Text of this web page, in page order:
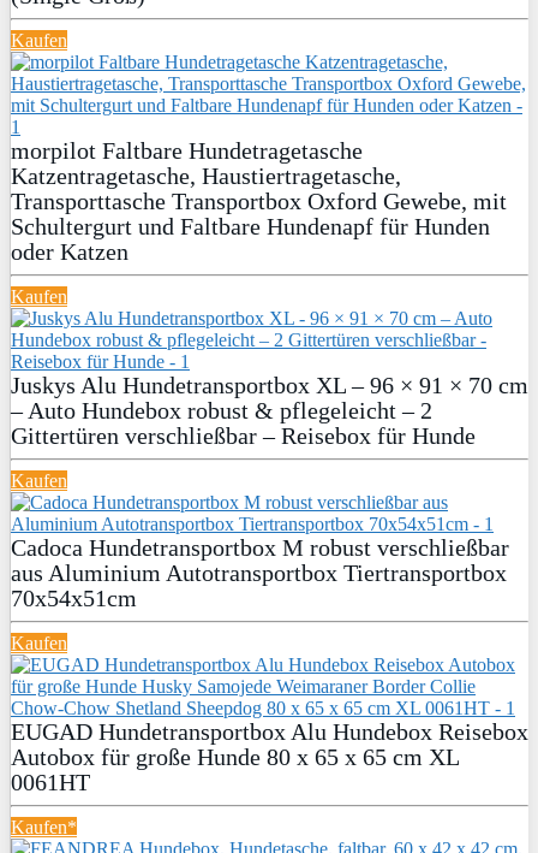
Kaufen
morpilot Faltbare Hundetragetasche
Katzentragetasche, Haustiertragetasche,
Transporttasche Transportbox Oxford Gewebe, mit
Schultergurt und Faltbare Hundenapf für Hunden
oder Katzen
Kaufen
Juskys Alu Hundetransportbox XL – 96 × 91 × 70 cm
– Auto Hundebox robust & pflegeleicht – 2
Gittertüren verschließbar – Reisebox für Hunde
Kaufen
Cadoca Hundetransportbox M robust verschließbar
aus Aluminium Autotransportbox Tiertransportbox
70x54x51cm
Kaufen
EUGAD Hundetransportbox Alu Hundebox Reisebox
Autobox für große Hunde 80 x 65 x 65 cm XL
0061HT
Kaufen*